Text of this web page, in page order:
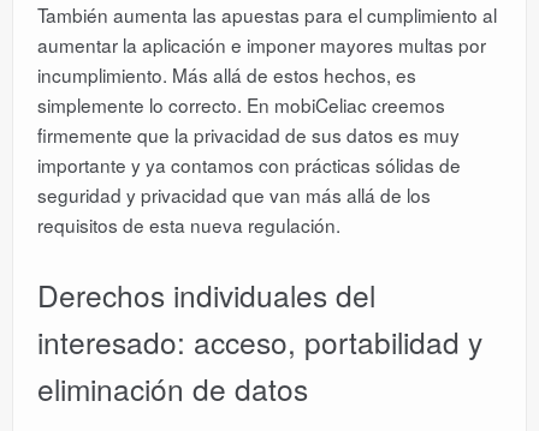
También aumenta las apuestas para el cumplimiento al
aumentar la aplicación e imponer mayores multas por
incumplimiento. Más allá de estos hechos, es
simplemente lo correcto. En mobiCeliac creemos
firmemente que la privacidad de sus datos es muy
importante y ya contamos con prácticas sólidas de
seguridad y privacidad que van más allá de los
requisitos de esta nueva regulación.
Derechos individuales del
interesado: acceso, portabilidad y
eliminación de datos